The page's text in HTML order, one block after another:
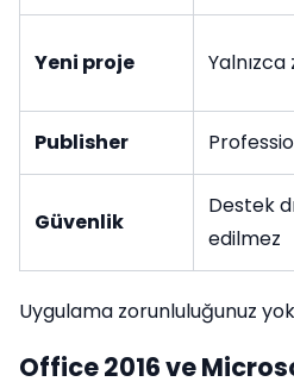
Yeni proje
Publisher
Güvenlik
Destek
edilmez
Uygulama zorunluluğunuz
Office 2016 ve